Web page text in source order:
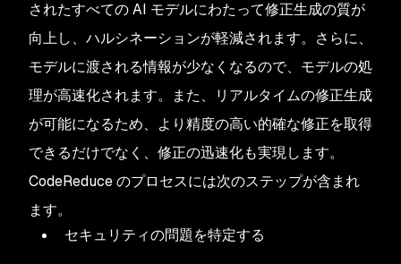
されたすべての AI モデルにわたって修正生成の質が
向上し、ハルシネーションが軽減されます。さらに、
モデルに渡される情報が少なくなるので、モデルの処
理が高速化されます。また、リアルタイムの修正生成
が可能になるため、より精度の高い的確な修正を取得
できるだけでなく、修正の迅速化も実現します。
CodeReduce のプロセスには次のステップが含まれ
ます。
セキュリティの問題を特定する